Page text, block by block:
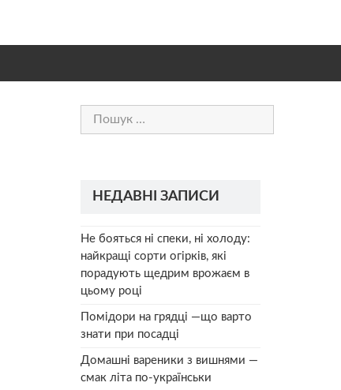
Пошук:
НЕДАВНІ ЗАПИСИ
Не бояться ні спеки, ні холоду:
найкращі сорти огірків, які
порадують щедрим врожаєм в
цьому році
Помідори на грядці —що варто
знати при посадці
Домашні вареники з вишнями —
смак літа по-українськи